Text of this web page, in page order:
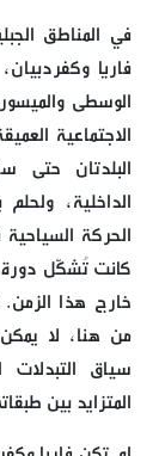
في المناطق
فاريا
الوسطى
الاجتماعية
البلدتان حتى
الداخلية،
الحركة
كانت تُشكّل دورة
خارج هذا الزمن.
من هنا، لا
سياق التبدلات
المتزايد بين